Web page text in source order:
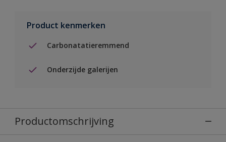
Product kenmerken
Carbonatatieremmend
Onderzijde galerijen
Productomschrijving